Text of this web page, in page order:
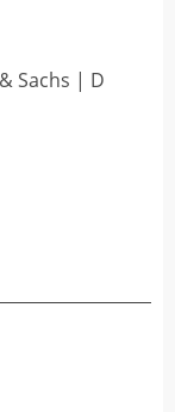
Sachs | D